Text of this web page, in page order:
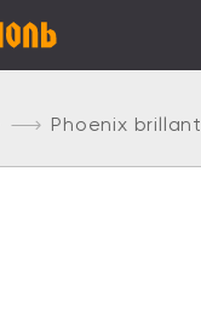
Phoenix brillant